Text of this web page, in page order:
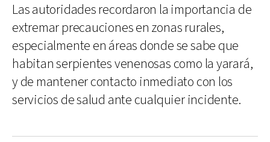
Las autoridades recordaron la importancia de
extremar precauciones en zonas rurales,
especialmente en áreas donde se sabe que
habitan serpientes venenosas como la yarará,
y de mantener contacto inmediato con los
servicios de salud ante cualquier incidente.